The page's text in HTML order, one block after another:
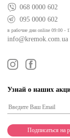
068 0000 602
095 0000 602
в рабочие дни online 09:00 -
info@kremok.com.ua
Узнай о наших